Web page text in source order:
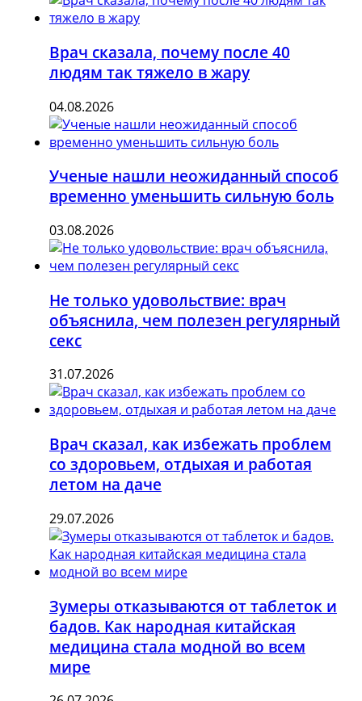
Врач сказала, почему после 40
людям так тяжело в жару
04.08.2026
Ученые нашли неожиданный способ
временно уменьшить сильную боль
03.08.2026
Не только удовольствие: врач
объяснила, чем полезен регулярный
секс
31.07.2026
Врач сказал, как избежать проблем
со здоровьем, отдыхая и работая
летом на даче
29.07.2026
Зумеры отказываются от таблеток и
бадов. Как народная китайская
медицина стала модной во всем
мире